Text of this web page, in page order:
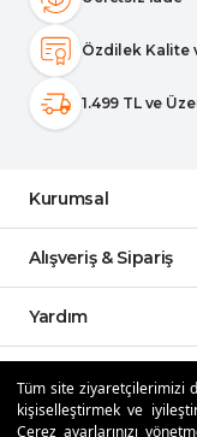
Tüm site ziyaretçilerimizi
kişiselleştirmek ve
Çerez ayarlarınızı
Özdilek Kalite
1.499 TL ve
Kurumsal
Alışveriş & Sipariş
Yardım